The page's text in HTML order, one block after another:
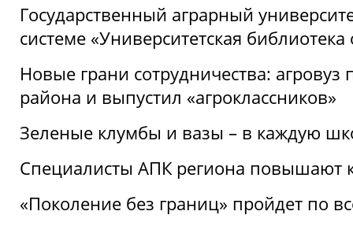
Государственный аграрный
системе «Университетская
Новые грани сотрудничества:
района и выпустил «агроклассников»
Зеленые клумбы и вазы – в каждую
Специалисты АПК региона повышают
«Поколение без границ» пройдет по